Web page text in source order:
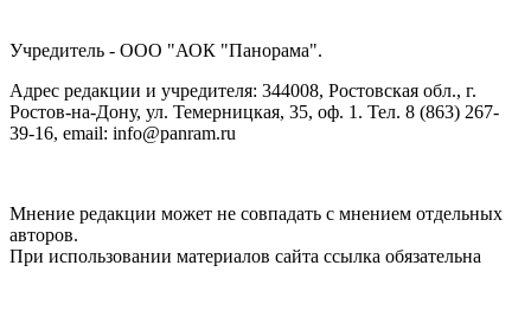
Учредитель - ООО "АОК "Панорама".
Адрес редакции и учредителя: 344008, Ростовская обл., г.
Ростов-на-Дону, ул. Темерницкая, 35, оф. 1. Тел. 8 (863) 267-
39-16, email: info@panram.ru
Мнение редакции может не совпадать с мнением отдельных
авторов.
При использовании материалов сайта ссылка обязательна